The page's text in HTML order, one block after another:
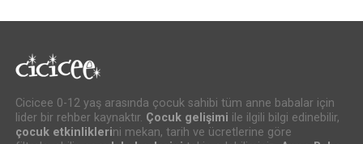
Cicicee 0-12 yaş arasında çocuk sahibi tüm anne babalar için
lider bir rehber kaynaktır. Çocuk gelişimi ile ilgili bilgi edinebilir,
çocuk etkinliklerini mekan, tarih ve ücretlerine göre